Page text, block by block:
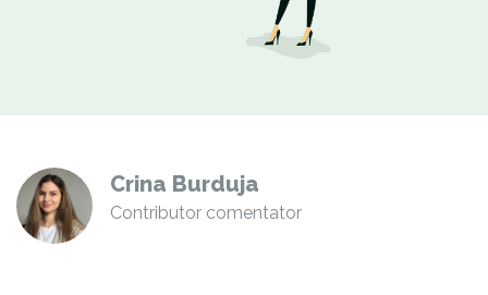
Crina Burduja
Contributor comentator